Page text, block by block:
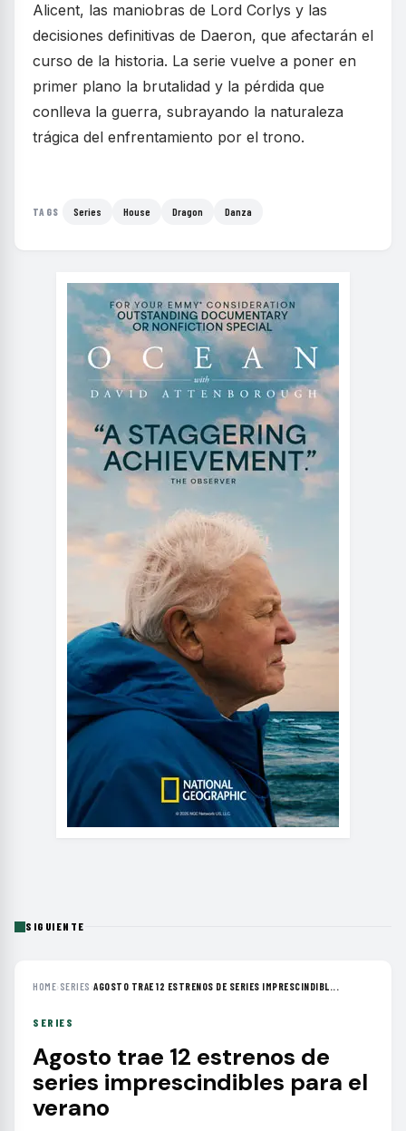
Alicent, las maniobras de Lord Corlys y las
decisiones definitivas de Daeron, que afectarán el
curso de la historia. La serie vuelve a poner en
primer plano la brutalidad y la pérdida que
conlleva la guerra, subrayando la naturaleza
trágica del enfrentamiento por el trono.
TAGS Series House Dragon Danza
SIGUIENTE
HOME› SERIES ›AGOSTO TRAE 12 ESTRENOS DE SERIES IMPRESCINDIBL...
SERIES
Agosto trae 12 estrenos de
series imprescindibles para el
verano